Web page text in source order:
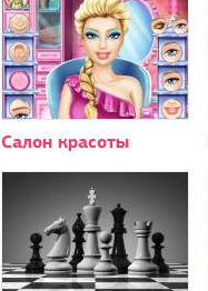
Салон красоты